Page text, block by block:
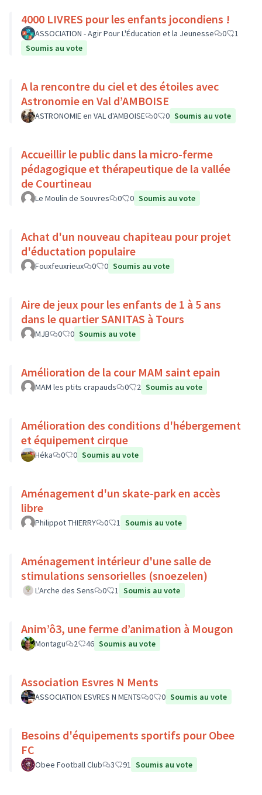
4000 LIVRES pour les enfants jocondiens !
ASSOCIATION - Agir Pour L'Éducation et la Jeunesse 0
1
Soumis au vote
A la rencontre du ciel et des étoiles avec
Astronomie en Val d’AMBOISE
ASTRONOMIE en VAL d'AMBOISE 0 0 Soumis au vote
Accueillir le public dans la micro-ferme
pédagogique et thérapeutique de la vallée
de Courtineau
Le Moulin de Souvres 0 0 Soumis au vote
Achat d'un nouveau chapiteau pour projet
d'éductation populaire
Fouxfeuxrieux 0 0 Soumis au vote
Aire de jeux pour les enfants de 1 à 5 ans
dans le quartier SANITAS à Tours
MJB 0 0 Soumis au vote
Amélioration de la cour MAM saint epain
MAM les ptits crapauds 0 2 Soumis au vote
Amélioration des conditions d'hébergement
et équipement cirque
Héka 0 0 Soumis au vote
Aménagement d'un skate-park en accès
libre
Philippot THIERRY 0 1 Soumis au vote
Aménagement intérieur d'une salle de
stimulations sensorielles (snoezelen)
L'Arche des Sens 0 1 Soumis au vote
Anim’ô3, une ferme d’animation à Mougon
Montagu 2 46 Soumis au vote
Association Esvres N Ments
ASSOCIATION ESVRES N MENTS 0 0 Soumis au vote
Besoins d'équipements sportifs pour Obee
FC
Obee Football Club 3 91 Soumis au vote